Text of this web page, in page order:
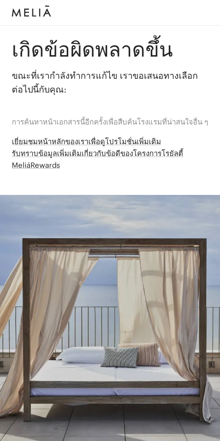
เกิดข้อผิดพลาดขึ้น
ขณะที่เรากำลังทำการแก้ไข เราขอเสนอทางเลือก
ต่อไปนี้กับคุณ:
การค้นหาหน้าเอกสารนี้อีกครั้งเพื่อสืบค้นโรงแรมที่น่าสนใจอื่น ๆ
เยี่ยมชมหน้าหลักของเราเพื่อดูโปรโมชั่นเพิ่มเติม
รับทราบข้อมูลเพิ่มเติมเกี่ยวกับข้อดีของโครงการโรยัลตี้
MeliáRewards